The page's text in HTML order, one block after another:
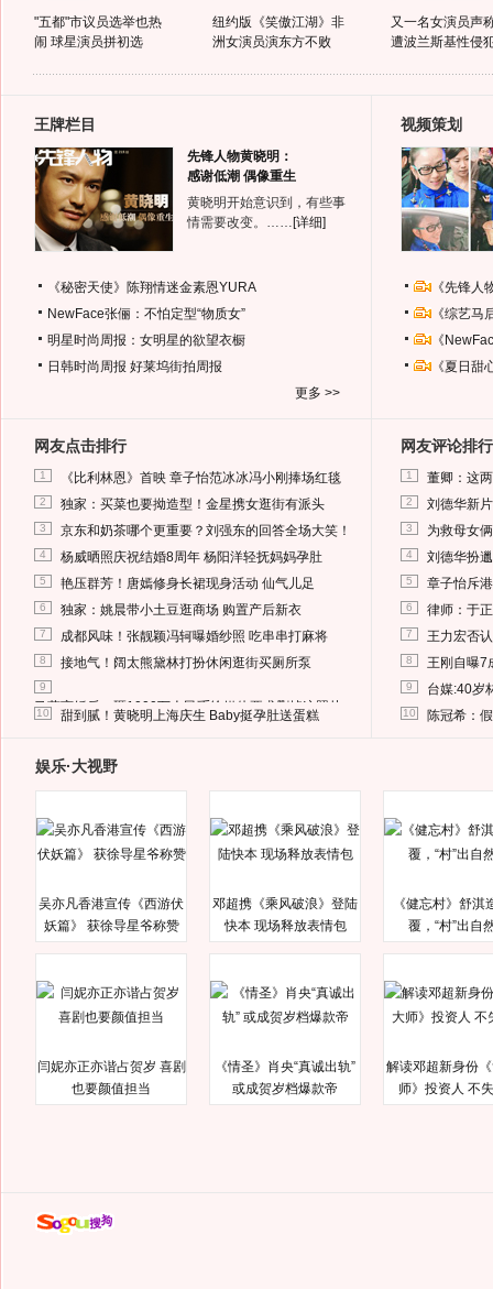
"五都"市议员选举也热
闹 球星演员拼初选
纽约版《笑傲江湖》非
洲女演员演东方不败
又一名女演员声
遭波兰斯基性侵
王牌栏目
先锋人物黄晓明：
感谢低潮 偶像重生
黄晓明开始意识到，有些事
情需要改变。…… [详细]
《秘密天使》陈翔情迷金素恩YURA
NewFace张俪：不怕定型“物质女”
明星时尚周报：女明星的欲望衣橱
日韩时尚周报 好莱坞街拍周报
更多 >>
视频策划
《先锋
《综艺
《
《夏日
网友点击排行
1 《比利林恩》首映 章子怡范冰冰冯小刚捧场红毯
2 独家：买菜也要拗造型！金星携女逛街有派头
3 京东和奶茶哪个更重要？刘强东的回答全场大笑！
4 杨威晒照庆祝结婚8周年 杨阳洋轻抚妈妈孕肚
5 艳压群芳！唐嫣修身长裙现身活动 仙气儿足
6 独家：姚晨带小土豆逛商场 购置产后新衣
7 成都风味！张靓颖冯轲曝婚纱照 吃串串打麻将
8 接地气！阔太熊黛林打扮休闲逛街买厕所泵
9
马蓉离婚后，砸1000万人民币给媒体要求删掉这照片
10 甜到腻！黄晓明上海庆生 Baby挺孕肚送蛋糕
网友评论排行
1 董卿：这
2 刘德华新
3 为救母女
4 刘德华扮
5 章子怡斥
6 律师：于
7 王力宏否
8 王刚自曝7
9 台媒:40岁
10 陈冠希：
娱乐·大视野
吴亦凡香港宣传《西游伏
妖篇》 获徐导星爷称赞
邓超携《乘风破浪》登陆
快本 现场释放表情包
《健忘村》舒淇
覆，“村”出自
闫妮亦正亦谐占贺岁 喜剧
也要颜值担当
《情圣》肖央“真诚出轨”
或成贺岁档爆款帝
解读邓超新身份
师》投资人 不